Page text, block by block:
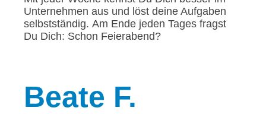
Unternehmen aus und löst deine Aufgaben
selbstständig. Am Ende jeden Tages fragst
Du Dich: Schon Feierabend?
Beate F.